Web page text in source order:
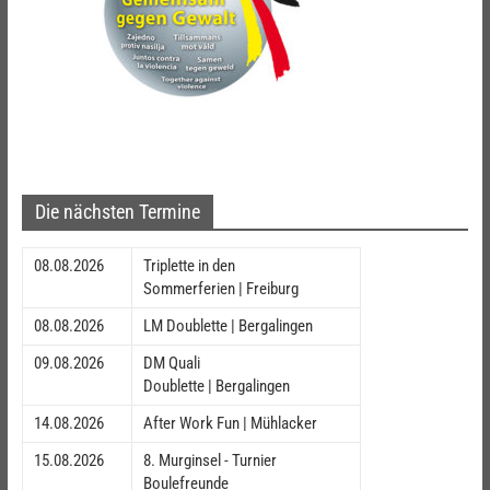
Die nächsten Termine
08.08.2026
Triplette in den
Sommerferien | Freiburg
08.08.2026
LM Doublette | Bergalingen
09.08.2026
DM Quali
Doublette | Bergalingen
14.08.2026
After Work Fun | Mühlacker
15.08.2026
8. Murginsel - Turnier
Boulefreunde